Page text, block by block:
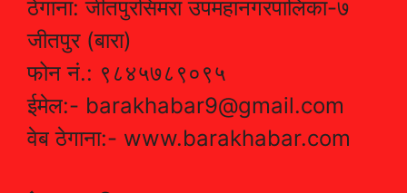
ठेगाना: जीतपुरसिमरा उपमहानगरपालिका-७
जीतपुर (बारा)
फोन नं.: ९८४५७८९०९५
ईमेल:- barakhabar9@gmail.com
वेब ठेगाना:- www.barakhabar.com